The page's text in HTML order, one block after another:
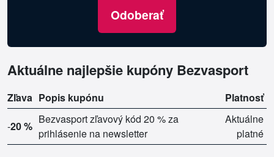
Odoberať
Aktuálne najlepšie kupóny Bezvasport
Zľava Popis kupónu Platnosť
-20 %
Bezvasport zľavový kód 20 % za
prihlásenie na newsletter
Aktuálne
platné